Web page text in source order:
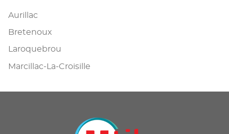
Aurillac
Bretenoux
Laroquebrou
Marcillac-La-Croisille